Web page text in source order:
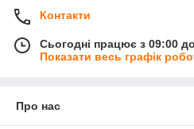
Контакти
Сьогодні працює з 09:00
Показати весь графік
Про нас